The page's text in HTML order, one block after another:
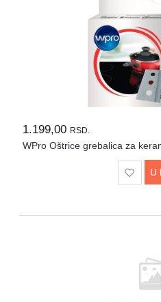
1.199,00 RSD.
WPro Oštrice grebalica za
U